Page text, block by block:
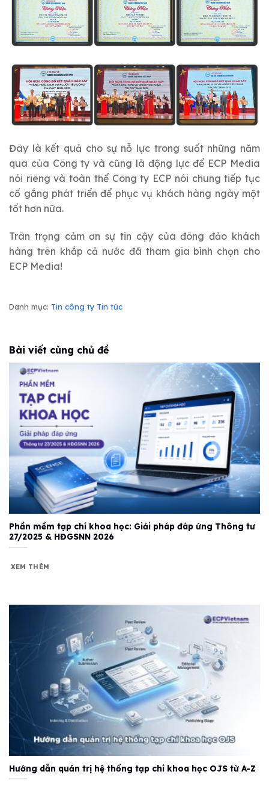
Đây là kết quả cho sự nỗ lực trong suốt những năm
qua của Công ty và cũng là động lực để ECP Media
nói riêng và toàn thể Công ty ECP nói chung tiếp tục
cố gắng phát triển để phục vụ khách hàng ngày một
tốt hơn nữa.
Trân trọng cảm ơn sự tin cậy của đông đảo khách
hàng trên khắp cả nước đã tham gia bình chọn cho
ECP Media!
Danh mục: Tin công ty Tin tức
Bài viết cùng chủ đề
Phần mềm tạp chí khoa học: Giải pháp đáp ứng Thông tư
27/2025 & HĐGSNN 2026
XEM THÊM
Hướng dẫn quản trị hệ thống tạp chí khoa học OJS từ A-Z